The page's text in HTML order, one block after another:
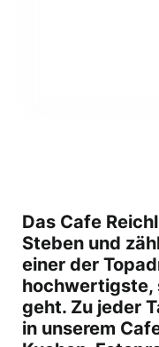
Das Cafe
Steben und
einer der
hochwertigste,
geht. Zu jeder
in unserem